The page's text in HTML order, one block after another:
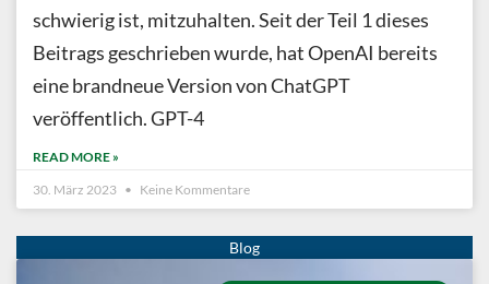
schwierig ist, mitzuhalten. Seit der Teil 1 dieses
Beitrags geschrieben wurde, hat OpenAI bereits
eine brandneue Version von ChatGPT
veröffentlich. GPT-4
READ MORE »
30. März 2023
Keine Kommentare